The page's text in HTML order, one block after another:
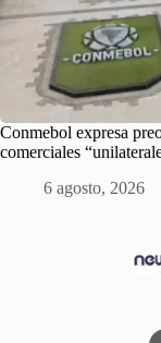
Conmebol expresa
comerciales
6 agosto, 2026